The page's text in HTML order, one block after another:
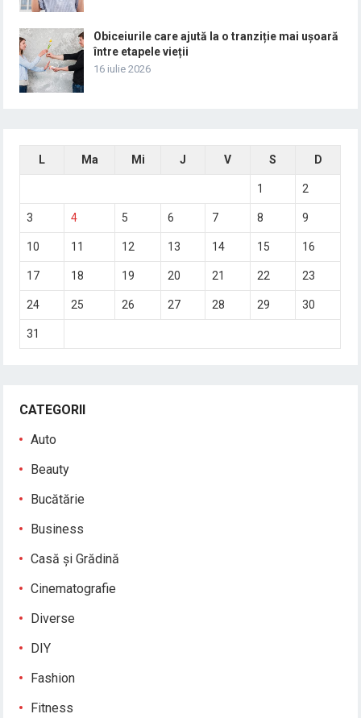
Obiceiurile care ajută la o tranziție mai ușoară
între etapele vieții
16 iulie 2026
L Ma Mi J V S D
1 2
3 4 5 6 7 8 9
10 11 12 13 14 15 16
17 18 19 20 21 22 23
24 25 26 27 28 29 30
31
CATEGORII
Auto
Beauty
Bucătărie
Business
Casă și Grădină
Cinematografie
Diverse
DIY
Fashion
Fitness